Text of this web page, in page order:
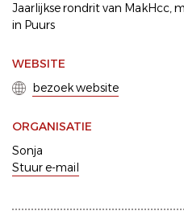
Jaarlijkse rondrit van MakHcc,
in Puurs
WEBSITE
bezoek website
ORGANISATIE
Sonja
Stuur e-mail